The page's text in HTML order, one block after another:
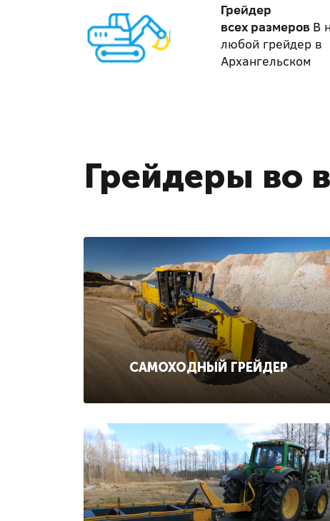
Грейдер
всех размеров В
любой грейдер в
Архангельском
Грейдеры во
САМОХОДНЫЙ ГРЕЙДЕР